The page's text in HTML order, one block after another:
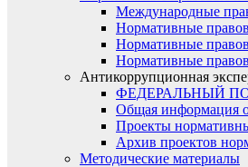
Международные
Нормативные
Нормативные
Нормативные
Антикоррупционная
ФЕДЕРАЛЬНЫЙ
Общая информация
Проекты
Архив проектов
Методические материалы